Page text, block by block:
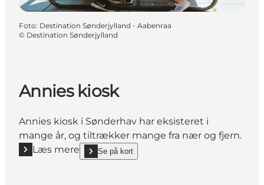
Foto: Destination Sønderjylland - Aabenraa
© Destination Sønderjylland
Annies kiosk
Annies kiosk i Sønderhav har eksisteret i
mange år, og tiltrækker mange fra nær og fjern.
Læs mere
Læs mere "Annies kiosk"
Se på kort
show Annies kiosk on_map